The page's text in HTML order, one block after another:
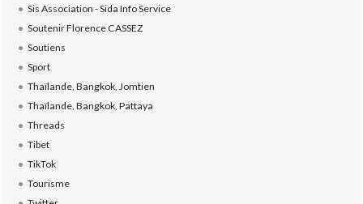
Sis Association - Sida Info Service
Soutenir Florence CASSEZ
Soutiens
Sport
Thaïlande, Bangkok, Jomtien
Thaïlande, Bangkok, Pattaya
Threads
Tibet
TikTok
Tourisme